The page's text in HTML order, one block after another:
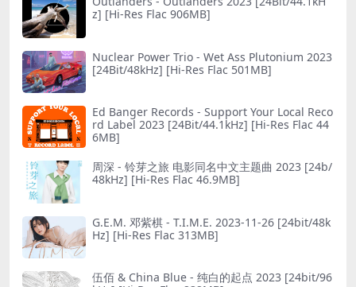
z] [Hi-Res Flac 906MB]
Nuclear Power Trio - Wet Ass Plutonium 2023
[24Bit/48kHz] [Hi-Res Flac 501MB]
Ed Banger Records - Support Your Local Reco
rd Label 2023 [24Bit/44.1kHz] [Hi-Res Flac 44
6MB]
周深 - 铃芽之旅 电影同名中文主题曲 2023 [24b/
48kHz] [Hi-Res Flac 46.9MB]
G.E.M. 邓紫棋 - T.I.M.E. 2023-11-26 [24bit/48k
Hz] [Hi-Res Flac 313MB]
伍佰 & China Blue - 纯白的起点 2023 [24bit/96